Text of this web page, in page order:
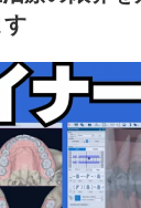
す